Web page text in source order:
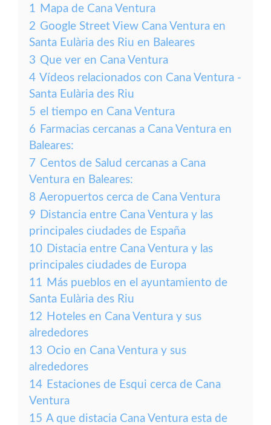
1 Mapa de Cana Ventura
2 Google Street View Cana Ventura en
Santa Eulària des Riu en Baleares
3 Que ver en Cana Ventura
4 Vídeos relacionados con Cana Ventura -
Santa Eulària des Riu
5 el tiempo en Cana Ventura
6 Farmacias cercanas a Cana Ventura en
Baleares:
7 Centos de Salud cercanas a Cana
Ventura en Baleares:
8 Aeropuertos cerca de Cana Ventura
9 Distancia entre Cana Ventura y las
principales ciudades de España
10 Distacia entre Cana Ventura y las
principales ciudades de Europa
11 Más pueblos en el ayuntamiento de
Santa Eulària des Riu
12 Hoteles en Cana Ventura y sus
alrededores
13 Ocio en Cana Ventura y sus
alrededores
14 Estaciones de Esqui cerca de Cana
Ventura
15 A que distacia Cana Ventura esta de